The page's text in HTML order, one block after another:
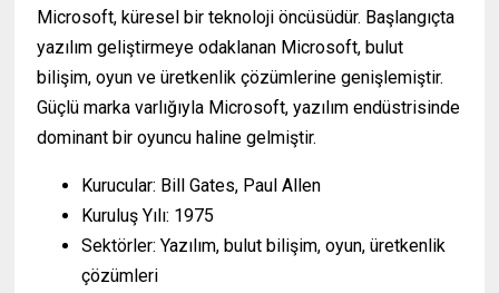
Microsoft, küresel bir teknoloji öncüsüdür. Başlangıçta
yazılım geliştirmeye odaklanan Microsoft, bulut
bilişim, oyun ve üretkenlik çözümlerine genişlemiştir.
Güçlü marka varlığıyla Microsoft, yazılım endüstrisinde
dominant bir oyuncu haline gelmiştir.
Kurucular: Bill Gates, Paul Allen
Kuruluş Yılı: 1975
Sektörler: Yazılım, bulut bilişim, oyun, üretkenlik
çözümleri